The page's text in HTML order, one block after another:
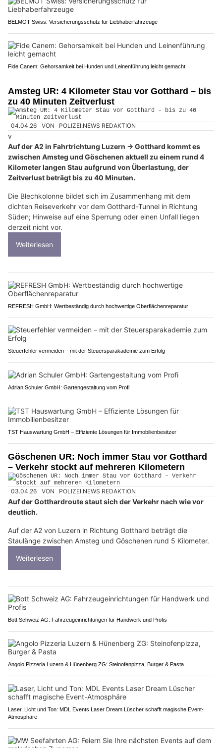
BELMOT Swiss: Versicherungsschutz für Liebhaberfahrzeuge
Fide Canem: Gehorsamkeit bei Hunden und Leinenführung leicht gemacht
Amsteg UR: 4 Kilometer Stau vor Gotthard – bis
zu 40 Minuten Zeitverlust
04.04.26 VON POLIZEI.NEWS REDAKTION
v
Auf der A2 in Fahrtrichtung Luzern → Gotthard kommt es
zwischen Amsteg und Göschenen aktuell zu einem rund 4
Kilometer langen Stau aufgrund von Überlastung, der
Zeitverlust beträgt bis zu 40 Minuten.
Die Blechkolonne bildet sich im Zusammenhang mit dem
dichten Reiseverkehr vor dem Gotthard-Tunnel in Richtung
Süden; Hinweise auf eine Sperrung oder einen Unfall liegen
derzeit nicht vor.
Weiterlesen
REFRESH GmbH: Wertbeständig durch hochwertige Oberflächenreparatur
Steuerfehler vermeiden – mit der Steuersparakademie zum Erfolg
Adrian Schuler GmbH: Gartengestaltung vom Profi
TST Hauswartung GmbH – Effiziente Lösungen für Immobilienbesitzer
Göschenen UR: Noch immer Stau vor Gotthard
– Verkehr stockt auf mehreren Kilometern
03.04.26 VON POLIZEI.NEWS REDAKTION
Auf der Gotthardroute staut sich der Verkehr nach wie vor
deutlich.
Auf der A2 von Luzern in Richtung Gotthard beträgt die
Staulänge zwischen Amsteg und Göschenen rund 5 Kilometer.
Weiterlesen
Bott Schweiz AG: Fahrzeugeinrichtungen für Handwerk und Profis
Angolo Pizzeria Luzern & Hünenberg ZG: Steinofenpizza, Burger & Pasta
Laser, Licht und Ton: MDL Events Laser Dream Lüscher schafft magische Event-
Atmosphäre